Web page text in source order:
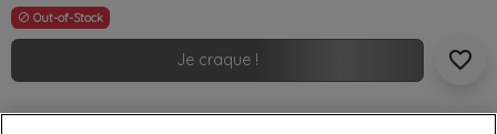
 Out-of-Stock
Je craque ! favorite_border